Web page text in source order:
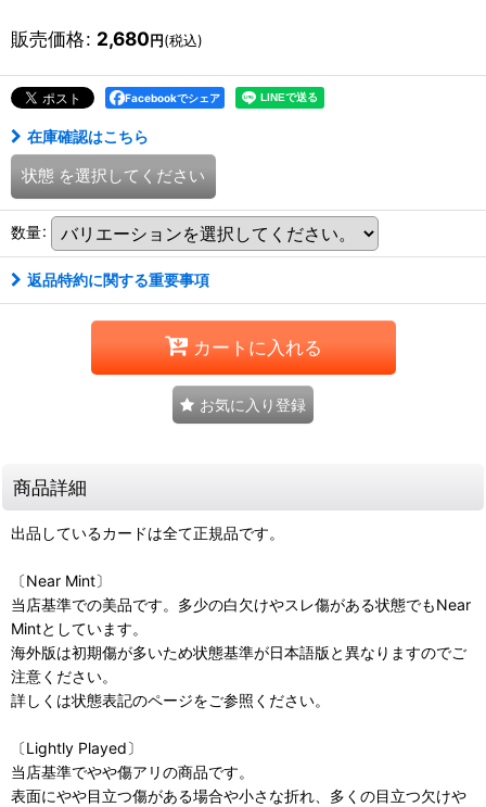
販売価格: 2,680円(税込)
Facebookでシェア
在庫確認はこちら
状態 を選択してください
数量:
返品特約に関する重要事項
カートに入れる
お気に入り登録
商品詳細
出品しているカードは全て正規品です。
〔Near Mint〕
当店基準での美品です。多少の白欠けやスレ傷がある状態でもNear
Mintとしています。
海外版は初期傷が多いため状態基準が日本語版と異なりますのでご
注意ください。
詳しくは状態表記のページをご参照ください。
〔Lightly Played〕
当店基準でやや傷アリの商品です。
表面にやや目立つ傷がある場合や小さな折れ、多くの目立つ欠けや